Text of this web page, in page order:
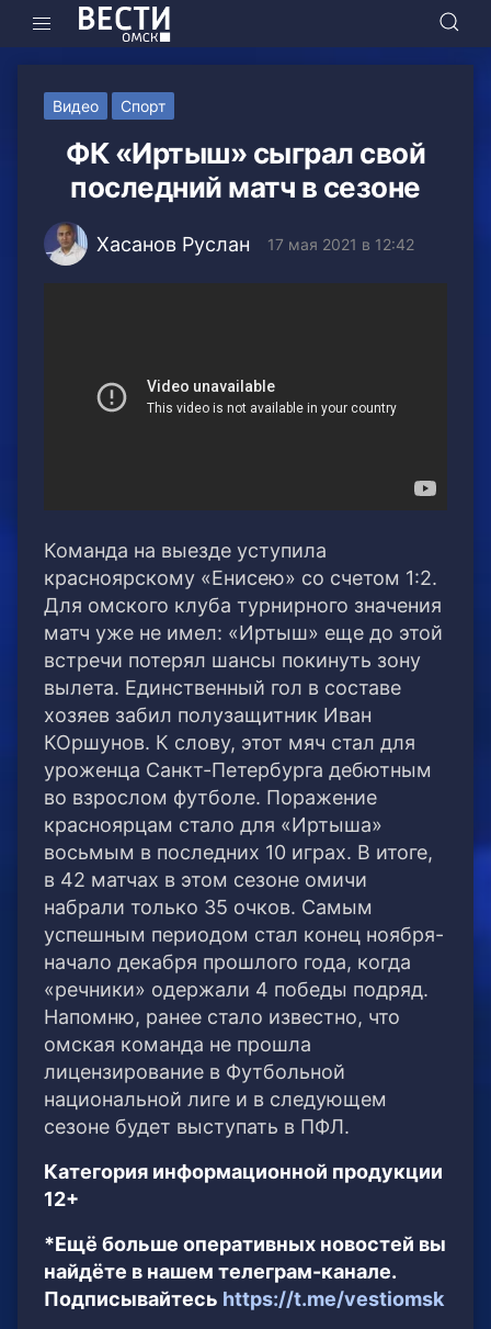
Видео Спорт
ФК «Иртыш» сыграл свой
последний матч в сезоне
Хасанов Руслан 17 мая 2021 в 12:42
Команда на выезде уступила
красноярскому «Енисею» со счетом 1:2.
Для омского клуба турнирного значения
матч уже не имел: «Иртыш» еще до этой
встречи потерял шансы покинуть зону
вылета. Единственный гол в составе
хозяев забил полузащитник Иван
КОршунов. К слову, этот мяч стал для
уроженца Санкт-Петербурга дебютным
во взрослом футболе. Поражение
красноярцам стало для «Иртыша»
восьмым в последних 10 играх. В итоге,
в 42 матчах в этом сезоне омичи
набрали только 35 очков. Самым
успешным периодом стал конец ноября-
начало декабря прошлого года, когда
«речники» одержали 4 победы подряд.
Напомню, ранее стало известно, что
омская команда не прошла
лицензирование в Футбольной
национальной лиге и в следующем
сезоне будет выступать в ПФЛ.
Категория информационной продукции
12+
*Ещё больше оперативных новостей вы
найдёте в нашем телеграм-канале.
Подписывайтесь https://t.me/vestiomsk